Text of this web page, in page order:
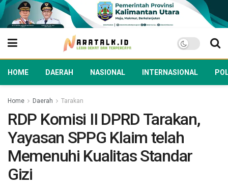
HOME DAERAH NASIONAL INTERNASIONAL
Home Daerah Tarakan
RDP Komisi II DPRD Tarakan,
Yayasan SPPG Klaim telah
Memenuhi Kualitas Standar
Gizi